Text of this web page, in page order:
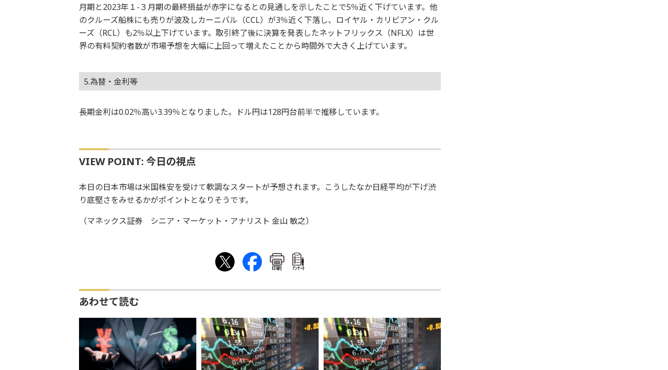
月期と2023年１-３月期の最終損益が赤字になるとの見通しを示したことで5％近く下げています。他
のクルーズ船株にも売りが波及しカーニバル（CCL）が3％近く下落し、ロイヤル・カリビアン・クル
ーズ（RCL）も2％以上下げています。取引終了後に決算を発表したネットフリックス（NFLX）は世
界の有料契約者数が市場予想を大幅に上回って増えたことから時間外で大きく上げています。
5.為替・金利等
長期金利は0.02％高い3.39％となりました。ドル円は128円台前半で推移しています。
VIEW POINT: 今日の視点
本日の日本市場は米国株安を受けて軟調なスタートが予想されます。こうしたなか日経平均が下げ渋
り底堅さをみせるかがポイントとなりそうです。
（マネックス証券 シニア・マーケット・アナリスト 金山 敏之）
印刷 ｱﾝｹｰﾄ
あわせて読む